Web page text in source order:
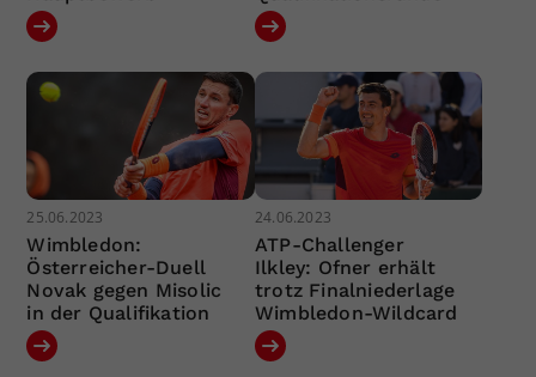
25.06.2023
Wimbledon:
Österreicher-Duell
Novak gegen Misolic
in der Qualifikation
24.06.2023
ATP-Challenger
Ilkley: Ofner erhält
trotz Finalniederlage
Wimbledon-Wildcard